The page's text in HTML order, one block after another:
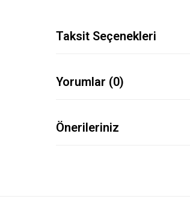
Taksit Seçenekleri
Yorumlar (0)
Önerileriniz